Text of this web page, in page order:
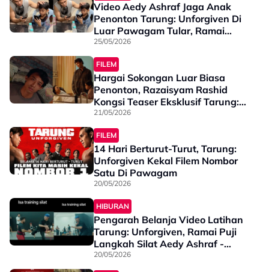
Video Aedy Ashraf Jaga Anak
Penonton Tarung: Unforgiven Di
Luar Pawagam Tular, Ramai
Peminat Wanita Usik - “Tepi Dik,
Kakak Pula!”
25/05/2026
FILEM
Hargai Sokongan Luar Biasa
Penonton, Razaisyam Rashid
Kongsi Teaser Eksklusif Tarung:
Unforgiven - “Asalnya Internal
Review…”
21/05/2026
FILEM
14 Hari Berturut-Turut, Tarung:
Unforgiven Kekal Filem Nombor
Satu Di Pawagam
20/05/2026
HIBURAN
Pengarah Belanja Video Latihan
Tarung: Unforgiven, Ramai Puji
Langkah Silat Aedy Ashraf -
“Padu Sangat!”
20/05/2026